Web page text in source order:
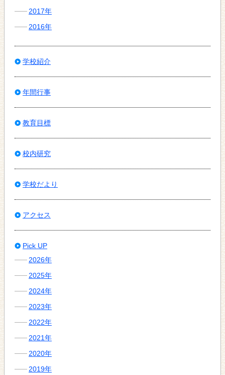
2017年
2016年
学校紹介
年間行事
教育目標
校内研究
学校だより
アクセス
Pick UP
2026年
2025年
2024年
2023年
2022年
2021年
2020年
2019年